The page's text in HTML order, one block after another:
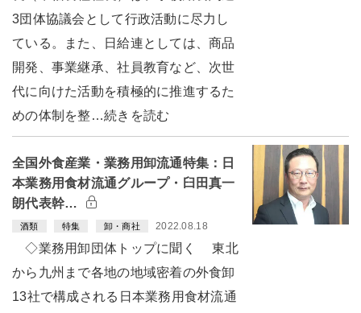
3団体協議会として行政活動に尽力し
ている。また、日給連としては、商品
開発、事業継承、社員教育など、次世
代に向けた活動を積極的に推進するた
めの体制を整…続きを読む
全国外食産業・業務用卸流通特集：日
本業務用食材流通グループ・臼田真一
朗代表幹…
酒類 特集 卸・商社 2022.08.18
◇業務用卸団体トップに聞く 東北
から九州まで各地の地域密着の外食卸
13社で構成される日本業務用食材流通